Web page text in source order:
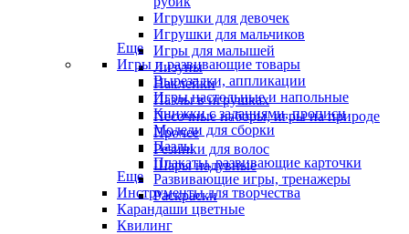
Игрушки для девочек
Игрушки для мальчиков
Игры для малышей
Лизуны
Наклейки
Пазлы в игрушках
Песочные наборы, игры на природе
Прочее
Резинки для волос
Шары надувные
Еще
Игры и развивающие товары
Вырезалки, аппликации
Игры настольные и напольные
Книжки с заданиями, прописи
Модели для сборки
Пазлы
Плакаты, развивающие карточки
Развивающие игры, тренажеры
Раскраски
Еще
Инструменты для творчества
Карандаши цветные
Квилинг